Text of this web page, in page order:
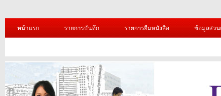
หน้าแรก รายการบันทึก รายการยืมหนังสือ ข้อมูลส่ว